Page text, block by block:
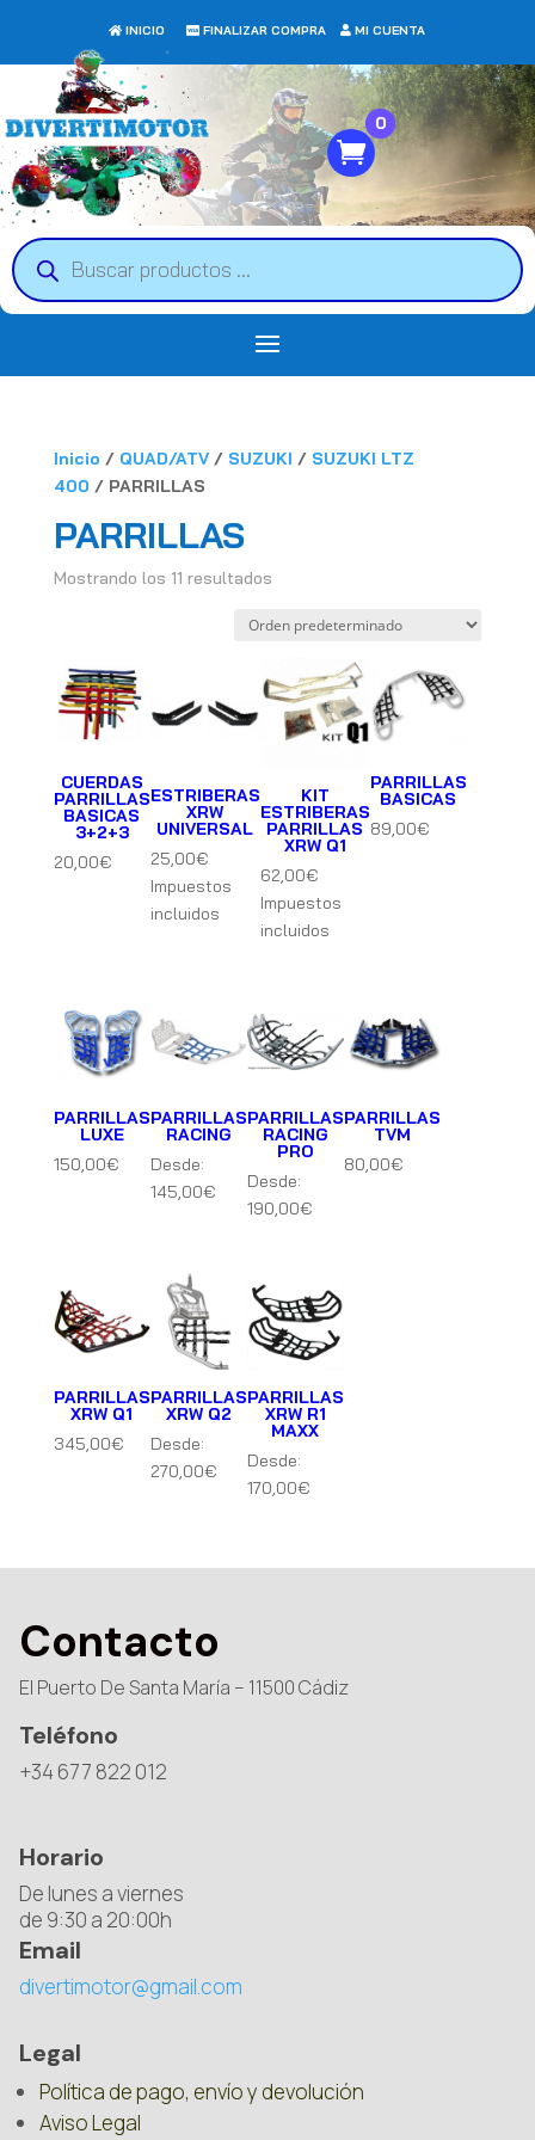
INICIO FINALIZAR COMPRA MI CUENTA
Búsqueda
de
productos
0
Inicio / QUAD/ATV/ SUZUKI / SUZUKI LTZ
400 / PARRILLAS
PARRILLAS
Mostrando los 11 resultados
CUERDAS
PARRILLAS
BASICAS
3+2+3
20,00€
ESTRIBERAS
XRW
UNIVERSAL
25,00€
Impuestos
incluidos
KIT
ESTRIBERAS
PARRILLAS
XRW Q1
62,00€
Impuestos
incluidos
PARRILLAS
BASICAS
89,00€
PARRILLAS
LUXE
150,00€
PARRILLAS
RACING
Desde:
145,00€
PARRILLAS
RACING
PRO
Desde:
190,00€
PARRILLAS
TVM
80,00€
PARRILLAS
XRW Q1
345,00€
PARRILLAS
XRW Q2
Desde:
270,00€
PARRILLAS
XRW R1
MAXX
Desde:
170,00€
Contacto
El Puerto De Santa María – 11500 Cádiz
Teléfono
+34 677 822 012
Horario
De lunes a viernes
de 9:30 a 20:00h
Email
divertimotor@gmail.com
Legal
Política de pago, envío y devolución
Aviso Legal